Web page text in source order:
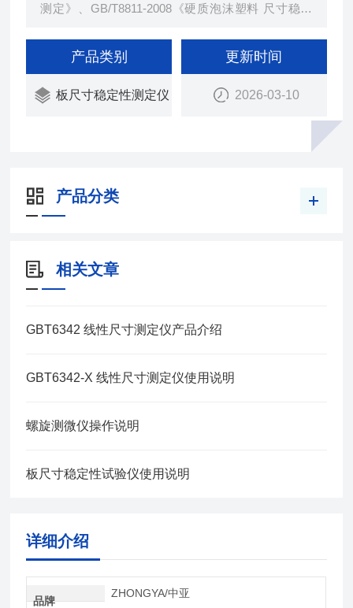
测定》、GB/T8811-2008《硬质泡沫塑料 尺寸稳定
性尺寸的测定。瑞中亚试验仪器
产品类别
板尺寸稳定性测定仪
更新时间
2026-03-10
产品分类
相关文章
GBT6342 线性尺寸测定仪产品介绍
GBT6342-X 线性尺寸测定仪使用说明
螺旋测微仪操作说明
板尺寸稳定性试验仪使用说明
详细介绍
品牌
ZHONGYA/中亚